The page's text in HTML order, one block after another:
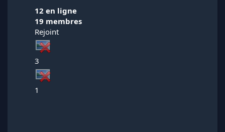
12 en ligne
19 membres
Rejoint
3
1